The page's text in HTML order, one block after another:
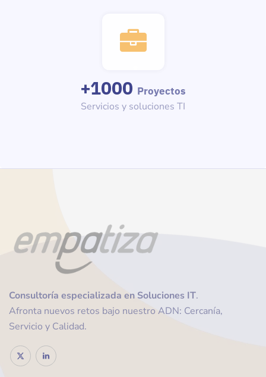
+1000 Proyectos
Servicios y soluciones TI
Consultoría especializada en Soluciones IT.
Afronta nuevos retos bajo nuestro ADN: Cercanía,
Servicio y Calidad.